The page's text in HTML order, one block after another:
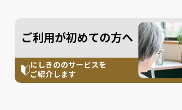
ご利用が初めての方へ
にしきののサービスを
ご紹介します